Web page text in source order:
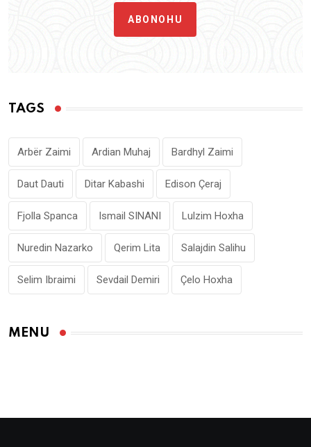
ABONOHU
TAGS
Arbër Zaimi Ardian Muhaj Bardhyl Zaimi
Daut Dauti Ditar Kabashi Edison Çeraj
Fjolla Spanca Ismail SINANI Lulzim Hoxha
Nuredin Nazarko Qerim Lita Salajdin Salihu
Selim Ibraimi Sevdail Demiri Çelo Hoxha
MENU